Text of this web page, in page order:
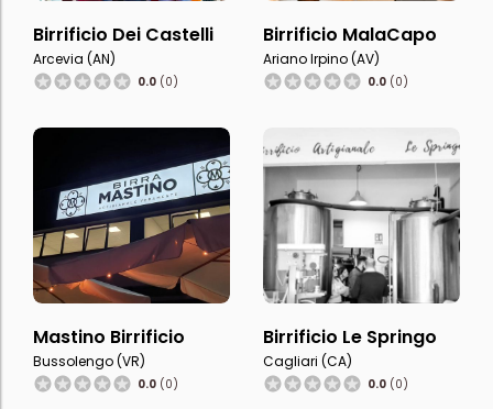
Birrificio Dei Castelli
Arcevia (AN)
0.0 (0)
Birrificio MalaCapo
Ariano Irpino (AV)
0.0 (0)
Mastino Birrificio
Bussolengo (VR)
0.0 (0)
Birrificio Le Springo
Cagliari (CA)
0.0 (0)